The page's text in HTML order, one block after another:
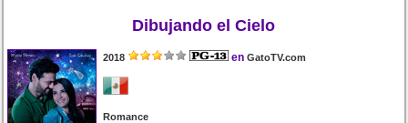
Dibujando el Cielo
2018 en GatoTV.com
Romance